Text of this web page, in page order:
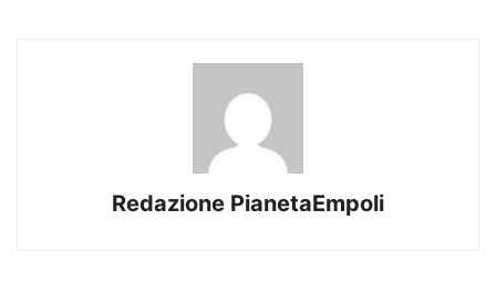
Redazione PianetaEmpoli